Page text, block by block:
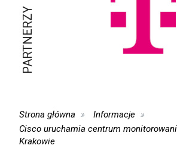
PARTNERZY
Strona główna
Informacje
Cisco uruchamia centrum
Krakowie